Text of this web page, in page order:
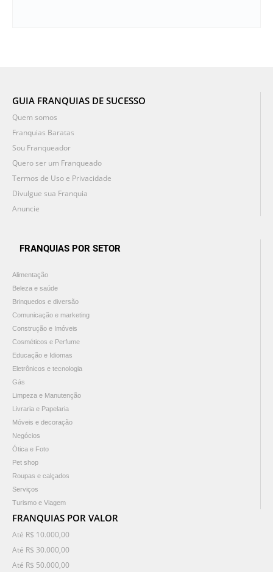
GUIA FRANQUIAS DE SUCESSO
Quem somos
Franquias Baratas
Sou Franqueador
Quero ser um Franqueado
Termos de Uso e Privacidade
Divulgue sua Franquia
Anuncie
FRANQUIAS POR SETOR
Alimentação
Beleza e saúde
Brinquedos e diversão
Comunicação e marketing
Construção e Imóveis
Cosméticos e Perfume
Educação e Idiomas
Eletrônicos e tecnologia
Gás
Limpeza e Manutenção
Livraria e Papelaria
Móveis e decoração
Negócios
Ótica e Foto
Pet shop
Roupas e calçados
Serviços
Turismo e Viagem
FRANQUIAS POR VALOR
Até R$ 10.000,00
Até R$ 30.000,00
Até R$ 50.000,00